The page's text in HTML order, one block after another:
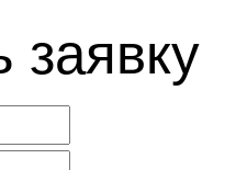
заявку